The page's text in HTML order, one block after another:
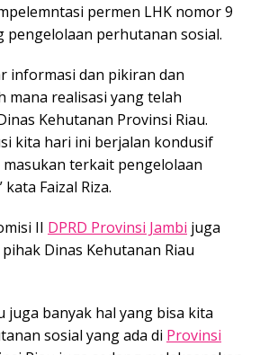
permen LHK nomor 9
pengelolaan perhutanan sosial.
informasi dan pikiran dan
mana realisasi yang telah
Kehutanan Provinsi Riau.
kita hari ini berjalan kondusif
terkait pengelolaan
Faizal Riza.
II DPRD Provinsi Jambi juga
Dinas Kehutanan Riau
juga banyak hal yang bisa kita
sosial yang ada di Provinsi